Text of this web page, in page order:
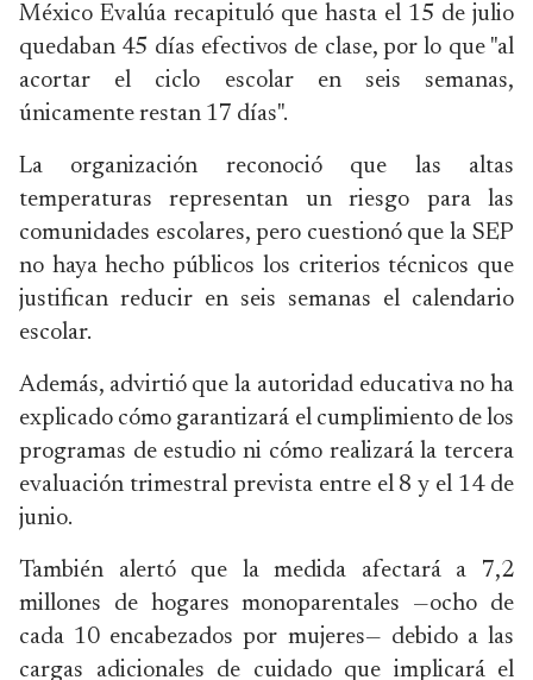
México Evalúa recapituló que hasta el 15 de julio
quedaban 45 días efectivos de clase, por lo que "al
acortar el ciclo escolar en seis semanas,
únicamente restan 17 días".
La organización reconoció que las altas
temperaturas representan un riesgo para las
comunidades escolares, pero cuestionó que la SEP
no haya hecho públicos los criterios técnicos que
justifican reducir en seis semanas el calendario
escolar.
Además, advirtió que la autoridad educativa no ha
explicado cómo garantizará el cumplimiento de los
programas de estudio ni cómo realizará la tercera
evaluación trimestral prevista entre el 8 y el 14 de
junio.
También alertó que la medida afectará a 7,2
millones de hogares monoparentales —ocho de
cada 10 encabezados por mujeres— debido a las
cargas adicionales de cuidado que implicará el